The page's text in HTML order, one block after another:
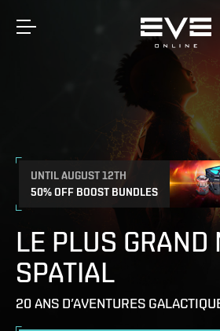
UNTIL AUGUST 12TH
50% OFF BOOST BUNDLES
LE PLUS GRAND
SPATIAL
20 ANS D’AVENTURES